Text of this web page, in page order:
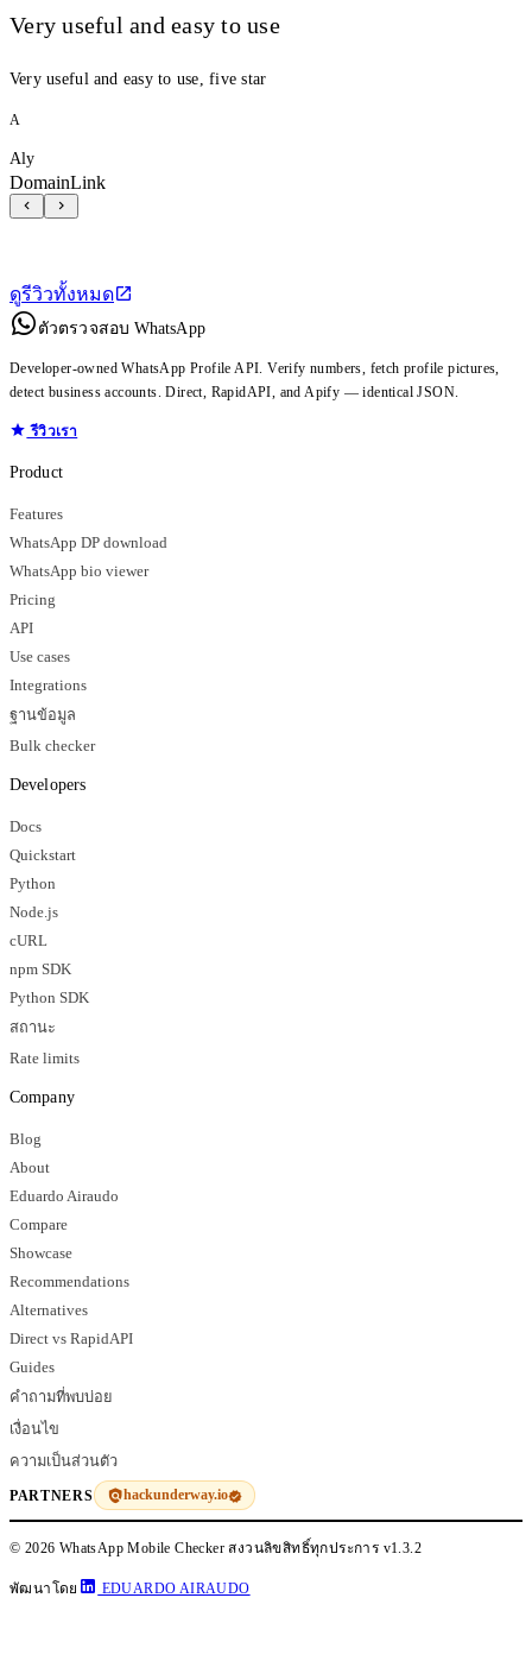
Very useful and easy to use
Very useful and easy to use, five star
A
Aly
DomainLink
ดูรีวิวทั้งหมด
ตัวตรวจสอบ WhatsApp
Developer-owned WhatsApp Profile API. Verify numbers, fetch profile pictures,
detect business accounts. Direct, RapidAPI, and Apify — identical JSON.
รีวิวเรา
Product
Features
WhatsApp DP download
WhatsApp bio viewer
Pricing
API
Use cases
Integrations
ฐานข้อมูล
Bulk checker
Developers
Docs
Quickstart
Python
Node.js
cURL
npm SDK
Python SDK
สถานะ
Rate limits
Company
Blog
About
Eduardo Airaudo
Compare
Showcase
Recommendations
Alternatives
Direct vs RapidAPI
Guides
คำถามที่พบบ่อย
เงื่อนไข
ความเป็นส่วนตัว
PARTNERS hackunderway.io
© 2026 WhatsApp Mobile Checker สงวนลิขสิทธิ์ทุกประการ v1.3.2
พัฒนาโดย EDUARDO AIRAUDO